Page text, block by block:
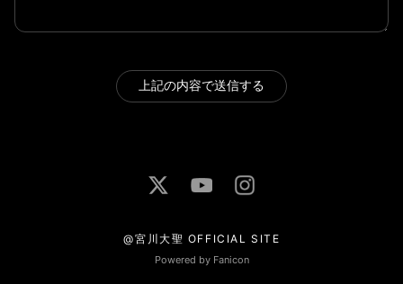
上記の内容で送信する
@宮川大聖 OFFICIAL SITE
Powered by Fanicon